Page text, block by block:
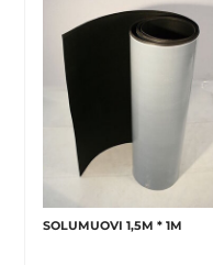
SOLUMUOVI 1,5M * 1M